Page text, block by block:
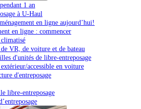
1 an
à U-Haul
en ligne aujourd’hui!
en ligne : commencer
VR, de voiture et de bateau
d'unités de libre-entreposage
accessible en voiture
d'entreposage
libre-entreposage